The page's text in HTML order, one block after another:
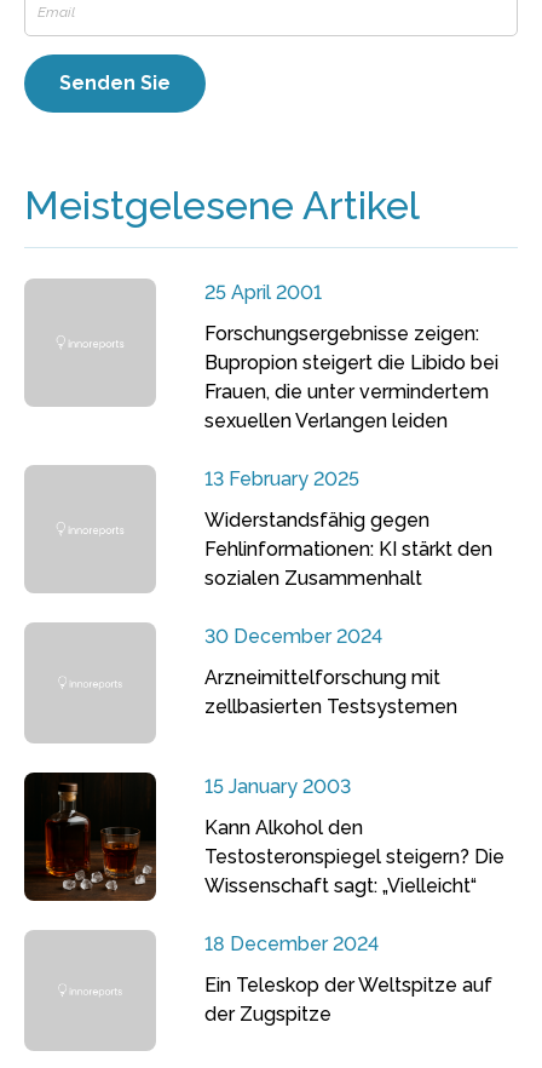
Meistgelesene Artikel
25 April 2001
Forschungsergebnisse zeigen:
Bupropion steigert die Libido bei
Frauen, die unter vermindertem
sexuellen Verlangen leiden
13 February 2025
Widerstandsfähig gegen
Fehlinformationen: KI stärkt den
sozialen Zusammenhalt
30 December 2024
Arzneimittelforschung mit
zellbasierten Testsystemen
15 January 2003
Kann Alkohol den
Testosteronspiegel steigern? Die
Wissenschaft sagt: „Vielleicht“
18 December 2024
Ein Teleskop der Weltspitze auf
der Zugspitze